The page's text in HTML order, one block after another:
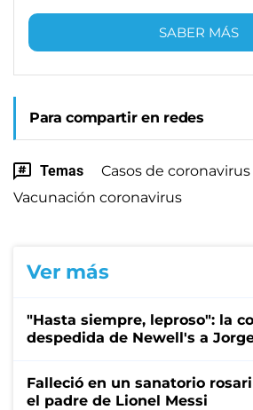
SABER MÁS
Para compartir en redes
Temas
Casos de coronavirus
Vacunación coronavirus
Ver más
"Hasta siempre, leproso": la
despedida de Newell's a
Falleció en un sanatorio
el padre de Lionel Messi